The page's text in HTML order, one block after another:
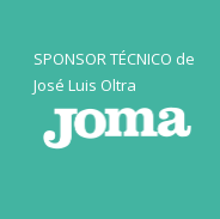
SPONSOR TÉCNICO de
José Luis Oltra